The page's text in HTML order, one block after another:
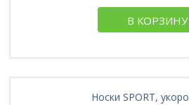
В КОРЗИНУ
Носки SPORT,